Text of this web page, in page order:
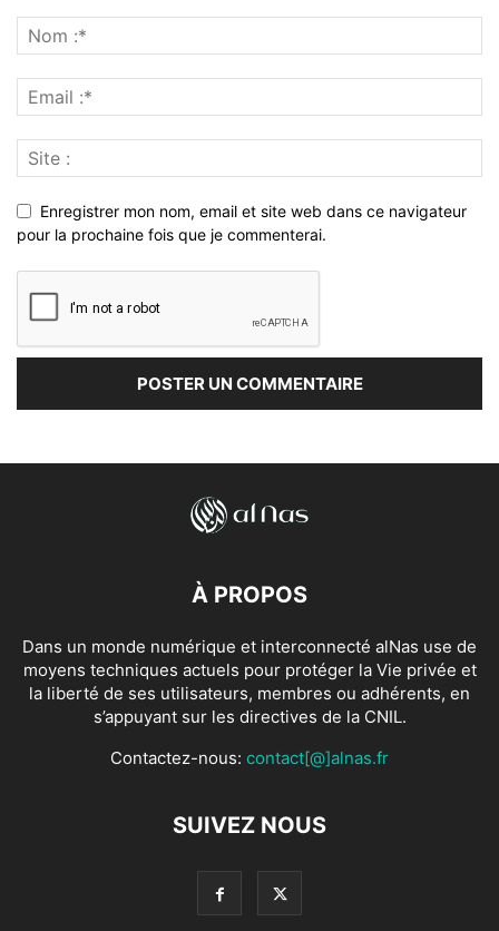
Enregistrer mon nom, email et site web dans ce navigateur
pour la prochaine fois que je commenterai.
À PROPOS
Dans un monde numérique et interconnecté alNas use de
moyens techniques actuels pour protéger la Vie privée et
la liberté de ses utilisateurs, membres ou adhérents, en
s’appuyant sur les directives de la CNIL.
Contactez-nous: contact[@]alnas.fr
SUIVEZ NOUS